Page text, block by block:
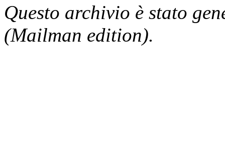
Questo archivio è stato
(Mailman edition).